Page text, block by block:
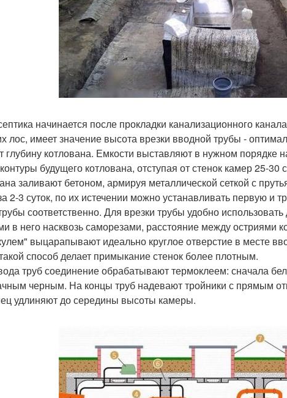
начинается после прокладки канализационного
лос, имеет значение высота врезки вводной трубы -
глубину котлована. Емкости выставляют в нужном порядке
будущего котлована, отступая от стенок камер 25-30
заливают бетоном, армируя металлической сеткой с
2-3 суток, по их истечении можно устанавливать первую и
соответственно. Для врезки трубы удобно
в него насквозь саморезами, расстояние между остриями
выцарапывают идеально круглое отверстие в месте
способ делает примыкание стенок более плотным.
труб соединение обрабатывают термоклеем: сначала
черным. На концы труб надевают тройники с прямым
удлиняют до середины высоты камеры.